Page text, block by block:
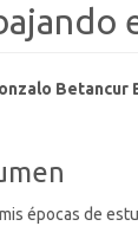
Betancur
épocas de